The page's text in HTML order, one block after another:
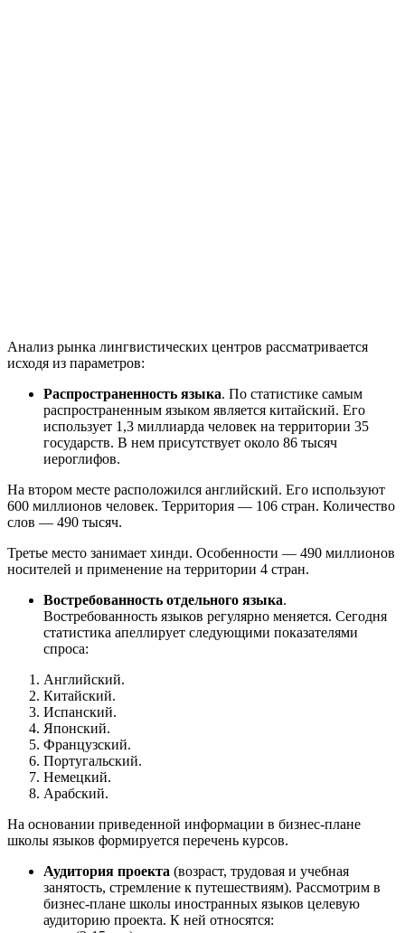
Анализ рынка лингвистических центров рассматривается
исходя из параметров:
Распространенность языка. По статистике самым
распространенным языком является китайский. Его
использует 1,3 миллиарда человек на территории 35
государств. В нем присутствует около 86 тысяч
иероглифов.
На втором месте расположился английский. Его используют
600 миллионов человек. Территория — 106 стран. Количество
слов — 490 тысяч.
Третье место занимает хинди. Особенности — 490 миллионов
носителей и применение на территории 4 стран.
Востребованность отдельного языка.
Востребованность языков регулярно меняется. Сегодня
статистика апеллирует следующими показателями
спроса:
Английский.
Китайский.
Испанский.
Японский.
Французский.
Португальский.
Немецкий.
Арабский.
На основании приведенной информации в бизнес-плане
школы языков формируется перечень курсов.
Аудитория проекта (возраст, трудовая и учебная
занятость, стремление к путешествиям). Рассмотрим в
бизнес-плане школы иностранных языков целевую
аудиторию проекта. К ней относятся: